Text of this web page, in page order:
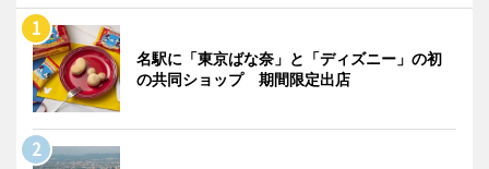
名駅に「東京ばな奈」と「ディズニー」の初
の共同ショップ 期間限定出店